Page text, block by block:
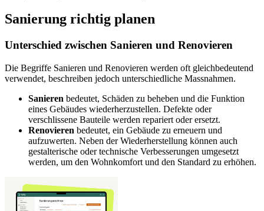
Sanierung richtig planen
Unterschied zwischen Sanieren und Renovieren
Die Begriffe Sanieren und Renovieren werden oft gleichbedeutend
verwendet, beschreiben jedoch unterschiedliche Massnahmen.
Sanieren bedeutet, Schäden zu beheben und die Funktion
eines Gebäudes wiederherzustellen. Defekte oder
verschlissene Bauteile werden repariert oder ersetzt.
Renovieren bedeutet, ein Gebäude zu erneuern und
aufzuwerten. Neben der Wiederherstellung können auch
gestalterische oder technische Verbesserungen umgesetzt
werden, um den Wohnkomfort und den Standard zu erhöhen.